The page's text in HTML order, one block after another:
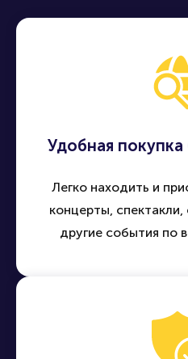
Удобная
Легко находить и
концерты,
другие события по